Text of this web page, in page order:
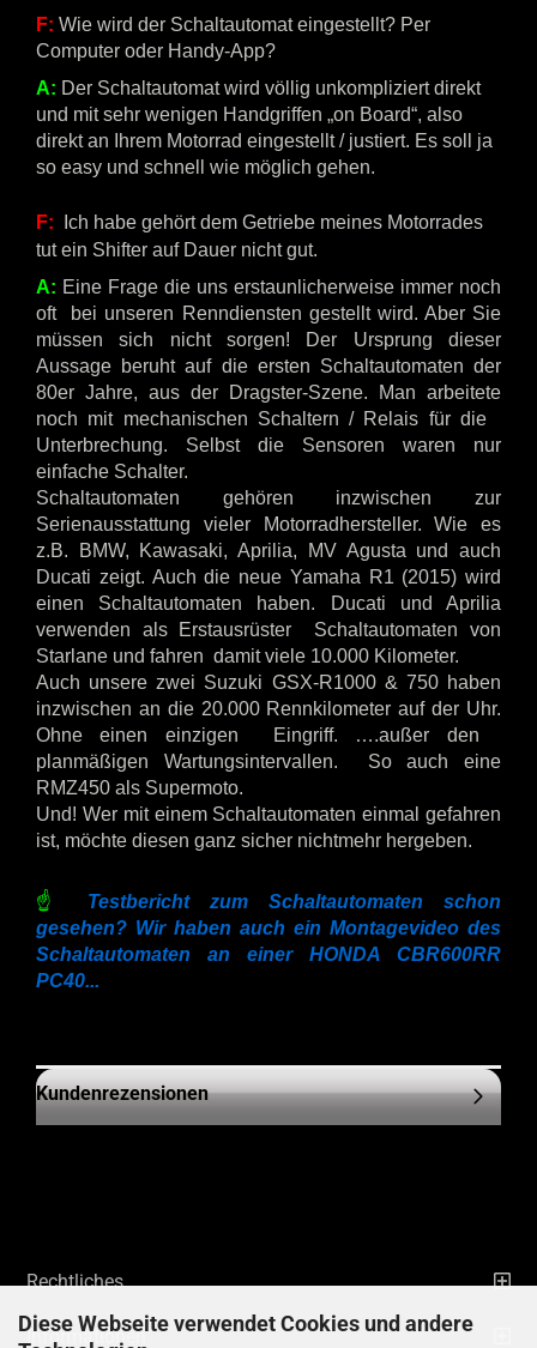
Diese Webseite verwendet Cookies und andere
F: Wie wird der Schaltautomat eingestellt? Per
Computer oder Handy-App?
A: Der Schaltautomat wird völlig unkompliziert direkt
und mit sehr wenigen Handgriffen „on Board“, also
direkt an Ihrem Motorrad eingestellt / justiert. Es soll ja
so easy und schnell wie möglich gehen.
F:
Ich habe gehört dem Getriebe meines Motorrades
tut ein Shifter auf Dauer nicht gut.
A: Eine Frage die uns erstaunlicherweise immer noch
oft bei unseren Renndiensten gestellt wird. Aber Sie
müssen sich nicht sorgen! Der Ursprung dieser
Aussage beruht auf die ersten Schaltautomaten der
80er Jahre, aus der Dragster-Szene. Man arbeitete
noch mit mechanischen Schaltern / Relais für die
Unterbrechung. Selbst die Sensoren waren nur
einfache Schalter.
Schaltautomaten gehören inzwischen zur
Serienausstattung vieler Motorradhersteller. Wie es
z.B. BMW, Kawasaki, Aprilia, MV Agusta und auch
Ducati zeigt. Auch die neue Yamaha R1 (2015) wird
einen Schaltautomaten haben. Ducati und Aprilia
verwenden als Erstausrüster Schaltautomaten von
Starlane und fahren damit viele 10.000 Kilometer.
Auch unsere zwei Suzuki GSX-R1000 & 750 haben
inzwischen an die 20.000 Rennkilometer auf der Uhr.
Ohne einen einzigen Eingriff. ….außer den
planmäßigen Wartungsintervallen. So auch eine
RMZ450 als Supermoto.
Und! Wer mit einem Schaltautomaten einmal gefahren
ist, möchte diesen ganz sicher nichtmehr hergeben.
☝
Testbericht zum Schaltautomaten schon
gesehen? Wir haben auch ein Montagevideo des
Schaltautomaten an einer HONDA CBR600RR
PC40...
Kundenrezensionen
Rechtliches
Informationen